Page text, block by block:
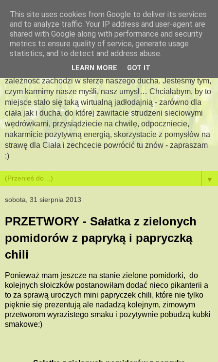
Apetyt na więcej -
jadłodajnia dla duszy i ciała
Bo jesteś tym, co jesz…. Pewna jestem, że podobna
zależność zachodzi w sferze naszego ducha. Jesteśmy tym,
czym karmimy nasze myśli, nasz umysł… Chciałabym, by to
miejsce stało się taką wirtualną jadłodajnią - zarówno dla
ciała jak i ducha, do której zawitacie strudzeni sieciowymi
wędrówkami, przysiądziecie na chwilę, odpoczniecie,
nakarmicie pozytywną energią, skorzystacie z pomysłów na
strawę dla Ciała i zechcecie powrócić tu znów - zapraszam
:)
▼
sobota, 31 sierpnia 2013
PRZETWORY - Sałatka z zielonych
pomidorów z papryką i papryczką
chili
Ponieważ mam jeszcze na stanie zielone pomidorki, do
kolejnych słoiczków postanowiłam dodać nieco pikanterii a
to za sprawą uroczych mini papryczek chili, które nie tylko
pięknie się prezentują ale nadadzą kolejnym, zimowym
przetworom wyrazistego smaku i pozytywnie pobudzą kubki
smakowe:)
This site uses cookies from Google to deliver its services
and to analyze traffic. Your IP address and user-agent are
shared with Google along with performance and security
metrics to ensure quality of service, generate usage
statistics, and to detect and address abuse.
LEARN MORE GOT IT